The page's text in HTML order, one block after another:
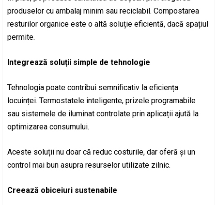
produselor cu ambalaj minim sau reciclabil. Compostarea
resturilor organice este o altă soluție eficientă, dacă spațiul
permite.
Integrează soluții simple de tehnologie
Tehnologia poate contribui semnificativ la eficiența
locuinței. Termostatele inteligente, prizele programabile
sau sistemele de iluminat controlate prin aplicații ajută la
optimizarea consumului.
Aceste soluții nu doar că reduc costurile, dar oferă și un
control mai bun asupra resurselor utilizate zilnic.
Creează obiceiuri sustenabile